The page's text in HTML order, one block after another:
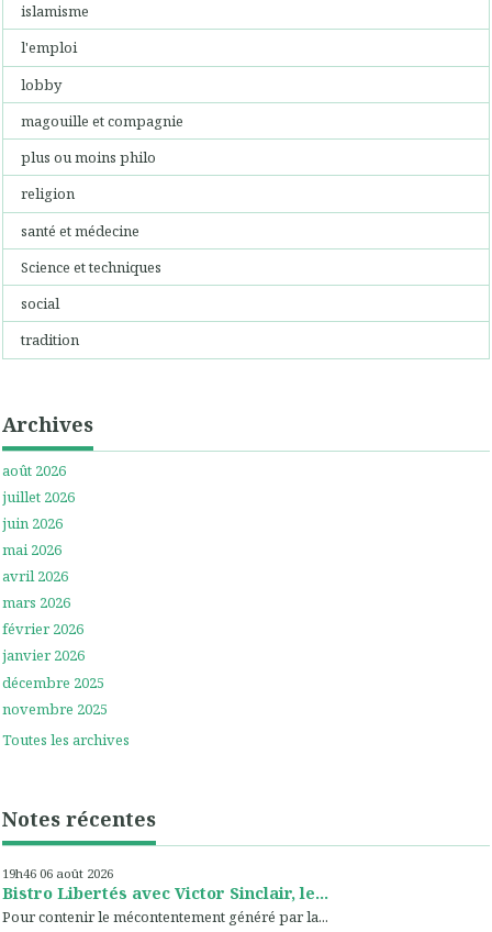
islamisme
l'emploi
lobby
magouille et compagnie
plus ou moins philo
religion
santé et médecine
Science et techniques
social
tradition
Archives
août 2026
juillet 2026
juin 2026
mai 2026
avril 2026
mars 2026
février 2026
janvier 2026
décembre 2025
novembre 2025
Toutes les archives
Notes récentes
19h46 06 août 2026
Bistro Libertés avec Victor Sinclair, le...
Pour contenir le mécontentement généré par la...